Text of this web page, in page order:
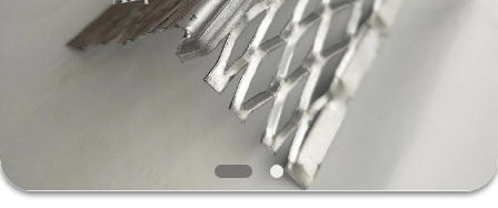
PRODOTTI
GIRO